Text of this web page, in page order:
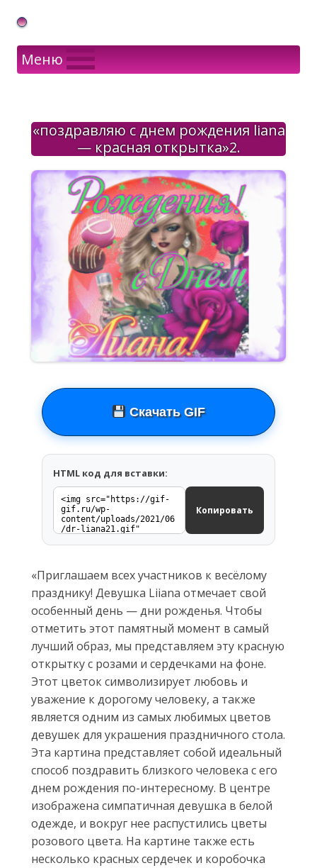
Gif Открытки в подарок
Меню
«поздравляю с днем рождения liana
— красная открытка»2.
Скачать GIF
HTML код для вставки:
Копировать
«Приглашаем всех участников к весёлому
празднику! Девушка Liiana отмечает свой
особенный день — дни рожденья. Чтобы
отметить этот памятный момент в самый
лучший образ, мы представляем эту красную
открытку с розами и сердечками на фоне.
Этот цветок символизирует любовь и
уважение к дорогому человеку, а также
является одним из самых любимых цветов
девушек для украшения праздничного стола.
Эта картина представляет собой идеальный
способ поздравить близкого человека с его
днем рождения по-интересному. В центре
изображена симпатичная девушка в белой
одежде, и вокруг нее распустились цветы
розового цвета. На картине также есть
несколько красных сердечек и коробочка